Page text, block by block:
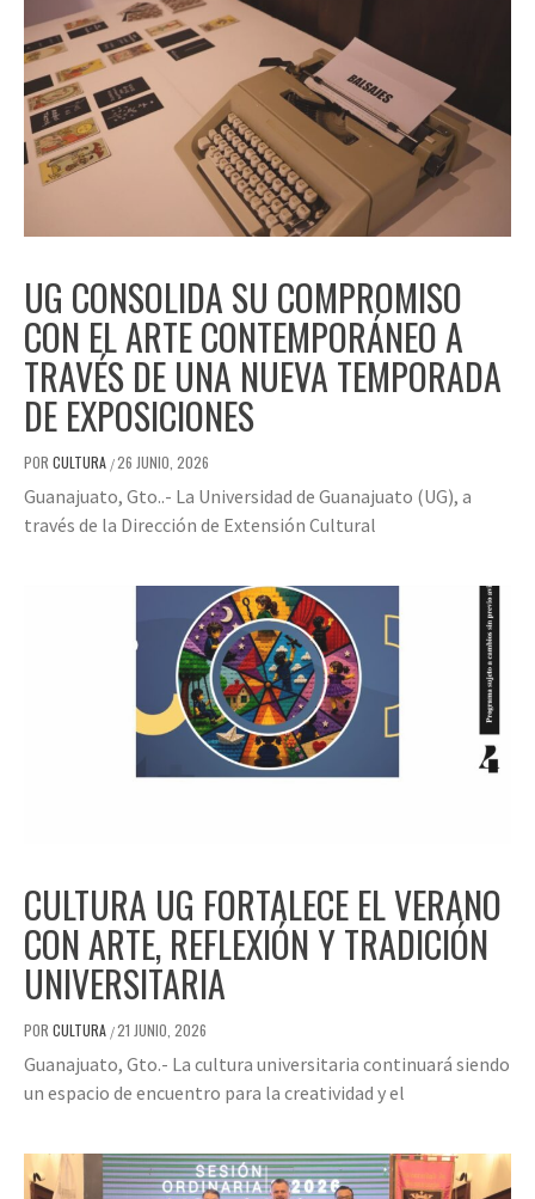
UG CONSOLIDA SU COMPROMISO
CON EL ARTE CONTEMPORÁNEO A
TRAVÉS DE UNA NUEVA TEMPORADA
DE EXPOSICIONES
POR CULTURA /26 JUNIO, 2026
Guanajuato, Gto..- La Universidad de Guanajuato (UG), a
través de la Dirección de Extensión Cultural
CULTURA UG FORTALECE EL VERANO
CON ARTE, REFLEXIÓN Y TRADICIÓN
UNIVERSITARIA
POR CULTURA /21 JUNIO, 2026
Guanajuato, Gto.- La cultura universitaria continuará siendo
un espacio de encuentro para la creatividad y el